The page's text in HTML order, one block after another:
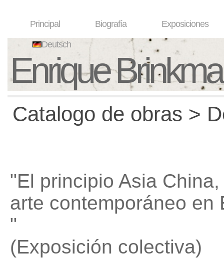
Principal Biografía Exposiciones
Deutsch
Enrique
Catalogo de obras >
"El principio Asia
arte contemporáneo en
"
(Exposición colectiva)